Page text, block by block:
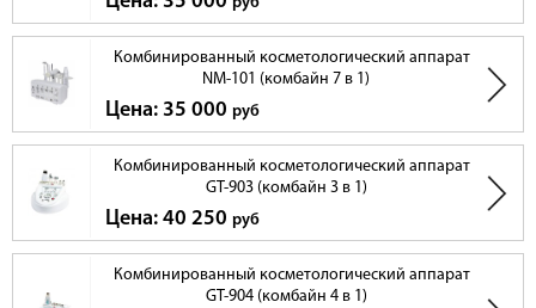
Комбинированный косметологический аппарат
NM-101 (комбайн 7 в 1)
Цена: 35 000 руб
Комбинированный косметологический аппарат
GT-903 (комбайн 3 в 1)
Цена: 40 250 руб
Комбинированный косметологический аппарат
GT-904 (комбайн 4 в 1)